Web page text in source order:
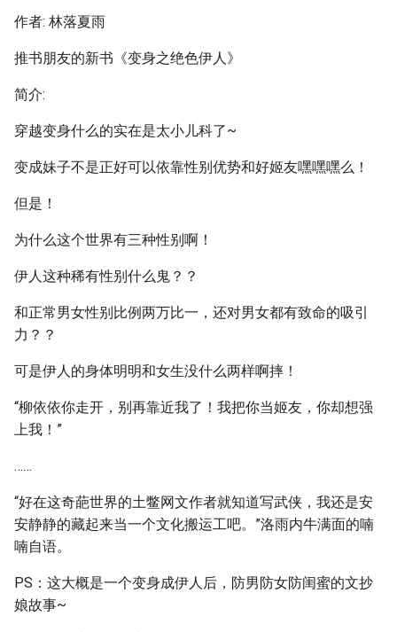
作者: 林落夏雨
推书朋友的新书《变身之绝色伊人》
简介:
穿越变身什么的实在是太小儿科了~
变成妹子不是正好可以依靠性别优势和好姬友嘿嘿嘿么！
但是！
为什么这个世界有三种性别啊！
伊人这种稀有性别什么鬼？？
和正常男女性别比例两万比一，还对男女都有致命的吸引
力？？
可是伊人的身体明明和女生没什么两样啊摔！
“柳依依你走开，别再靠近我了！我把你当姬友，你却想强
上我！”
……
“好在这奇葩世界的土鳖网文作者就知道写武侠，我还是安
安静静的藏起来当一个文化搬运工吧。”洛雨内牛满面的喃
喃自语。
PS：这大概是一个变身成伊人后，防男防女防闺蜜的文抄
娘故事~